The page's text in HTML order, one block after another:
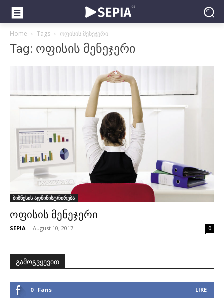
Home Tags ოფისის მენეჯერი
Tag: ოფისის მენეჯერი
ბიზნესის ადმინისტრირება
ოფისის მენეჯერი
SEPIA - August 10, 2017 0
გამოგვყევით
0 Fans LIKE